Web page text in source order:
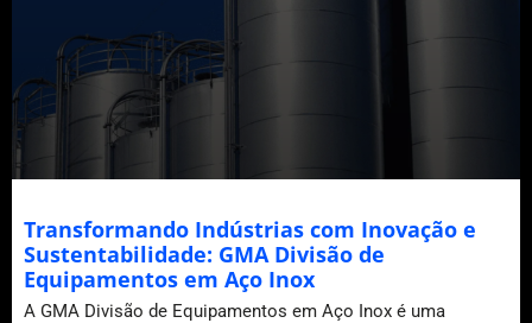
Transformando Indústrias com Inovação e
Sustentabilidade: GMA Divisão de
Equipamentos em Aço Inox
A GMA Divisão de Equipamentos em Aço Inox é uma